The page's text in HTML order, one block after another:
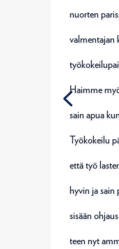
nuorten
valmentajan
Haimme
sain apua
Työkokeilu
että työ
hyvin ja sain
sisään
teen nyt